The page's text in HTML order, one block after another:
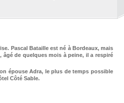
Pascal Bataille est né à Bordeaux, mais
de quelques mois à peine, il a respiré
épouse Adra, le plus de temps possible
Côté Sable.